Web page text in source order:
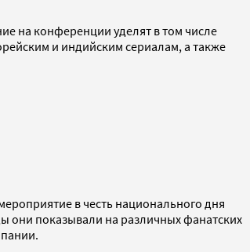
на конференции уделят в том числе
и индийским сериалам, а также
в честь национального дня
они показывали на различных фанатских